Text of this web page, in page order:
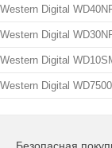
Western Digital
Western Digital
Western Digital
Western Digital
Безопасная